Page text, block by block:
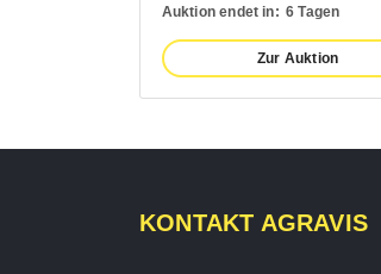
Auktion endet in: 6 Tagen
Zur Auktion
KONTAKT AGRAVIS